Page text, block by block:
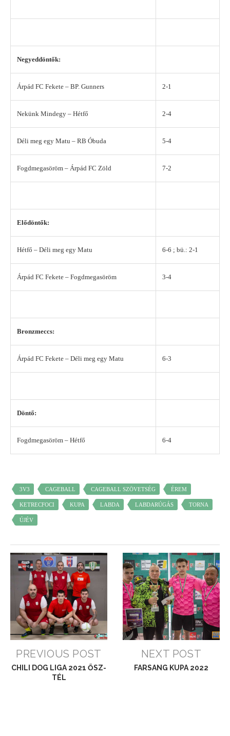
Negyeddöntők:
Árpád FC Fekete – BP. Gunners 2-1
Nekünk Mindegy – Hétfő 2-4
Déli meg egy Matu – RB Óbuda 5-4
Fogdmegasöröm – Árpád FC Zöld 7-2
Elődöntők:
Hétfő – Déli meg egy Matu 6-6 ; bü.: 2-1
Árpád FC Fekete – Fogdmegasöröm 3-4
Bronzmeccs:
Árpád FC Fekete – Déli meg egy Matu 6-3
Döntő:
Fogdmegasöröm – Hétfő 6-4
3V3 CAGEBALL CAGEBALL SZÖVETSÉG ÉREM
KETRECFOCI KUPA LABDA LABDARÚGÁS TORNA
ÚJÉV
PREVIOUS POST
CHILI DOG LIGA 2021 ŐSZ-
TÉL
NEXT POST
FARSANG KUPA 2022